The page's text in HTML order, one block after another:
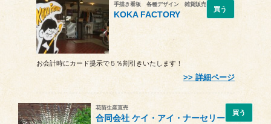
手描き看板 各種デザイン 雑貨販売
KOKA FACTORY
買う
お会計時にカード提示で５％割引きいたします！
詳細ページ
花苗生産直売
合同会社 ケイ・アイ・ナーセリー
買う